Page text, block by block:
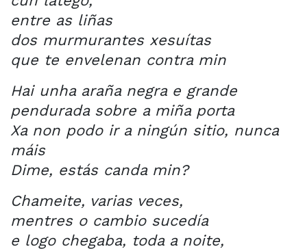
entre as liñas
dos murmurantes xesuítas
que te envelenan contra min
Hai unha araña negra e grande
pendurada sobre a miña porta
Xa non podo ir a ningún sitio, nunca
máis
Dime, estás canda min?
Chameite, varias veces,
mentres o cambio sucedía
e logo chegaba, toda a noite,